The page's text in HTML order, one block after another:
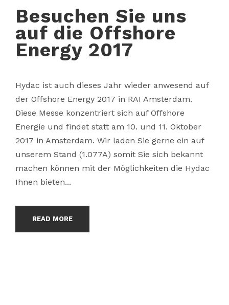
Besuchen Sie uns
auf die Offshore
Energy 2017
Hydac ist auch dieses Jahr wieder anwesend auf
der Offshore Energy 2017 in RAI Amsterdam.
Diese Messe konzentriert sich auf Offshore
Energie und findet statt am 10. und 11. Oktober
2017 in Amsterdam. Wir laden Sie gerne ein auf
unserem Stand (1.077A) somit Sie sich bekannt
machen können mit der Möglichkeiten die Hydac
Ihnen bieten...
READ MORE